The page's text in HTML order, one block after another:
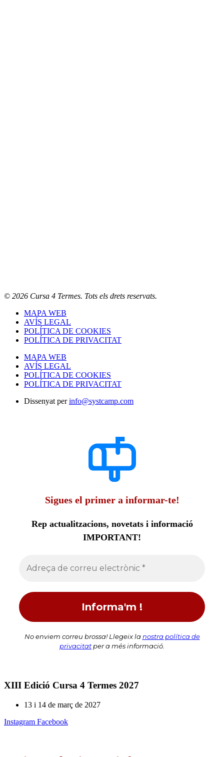
© 2026 Cursa 4 Termes. Tots els drets reservats.
MAPA WEB
AVÍS LEGAL
POLÍTICA DE COOKIES
POLÍTICA DE PRIVACITAT
MAPA WEB
AVÍS LEGAL
POLÍTICA DE COOKIES
POLÍTICA DE PRIVACITAT
Dissenyat perinfo@systcamp.com
Sigues el primer a informar-te!
Rep actualitzacions, novetats i informació
IMPORTANT!
No enviem correu brossa! Llegeix lanostra política de
privacitat per a més informació.
XIII Edició Cursa 4 Termes 2027
13 i 14 de març de 2027
Instagram Facebook